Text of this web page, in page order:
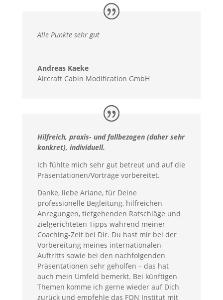
Alle Punkte sehr gut
Andreas Kaeke
Aircraft Cabin Modification GmbH
Hilfreich, praxis- und fallbezogen (daher sehr
konkret), individuell.
Ich fühlte mich sehr gut betreut und auf die
Präsentationen/Vorträge vorbereitet.
Danke, liebe Ariane, für Deine
professionelle Begleitung, hilfreichen
Anregungen, tiefgehenden Ratschläge und
zielgerichteten Tipps während meiner
Coaching-Zeit bei Dir. Du hast mir bei der
Vorbereitung meines internationalen
Auftritts sowie bei den nachfolgenden
Präsentationen sehr geholfen – das hat
auch mein Umfeld bemerkt. Bei künftigen
Themen komme ich gerne wieder auf Dich
zurück und empfehle das FON Institut mit